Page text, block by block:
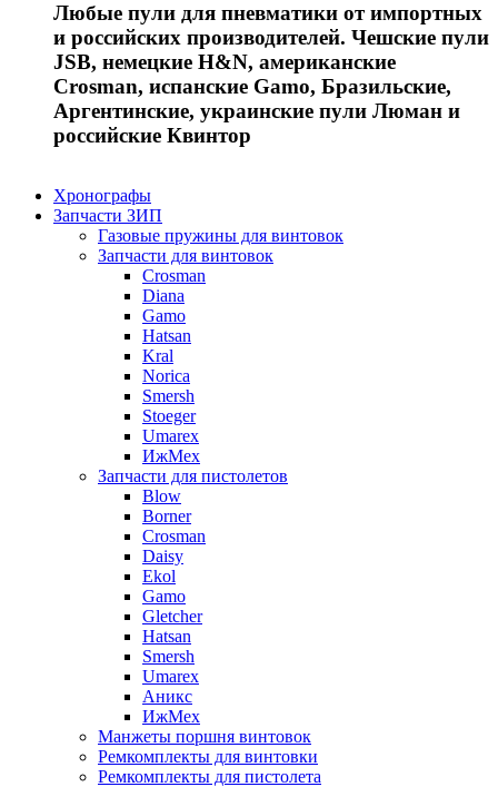
Любые пули для пневматики от импортных
и российских производителей. Чешские пули
JSB, немецкие H&N, американские
Crosman, испанские Gamo, Бразильские,
Аргентинские, украинские пули Люман и
российские Квинтор
Хронографы
Запчасти ЗИП
Газовые пружины для винтовок
Запчасти для винтовок
Crosman
Diana
Gamo
Hatsan
Kral
Norica
Smersh
Stoeger
Umarex
ИжМех
Запчасти для пистолетов
Blow
Borner
Crosman
Daisy
Ekol
Gamo
Gletcher
Hatsan
Smersh
Umarex
Аникс
ИжМех
Манжеты поршня винтовок
Ремкомплекты для винтовки
Ремкомплекты для пистолета